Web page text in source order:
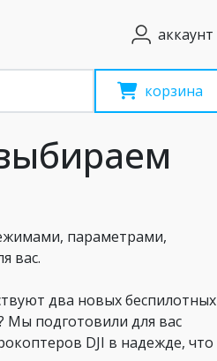
аккаунт
корзина
параметрами,
вас.
два новых беспилотных
Мы подготовили для вас
DJI в надежде, что